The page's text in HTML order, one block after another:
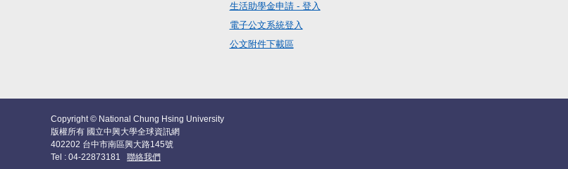
生活助學金申請 - 登入
電子公文系統登入
公文附件下載區
Copyright © National Chung Hsing University
版權所有 國立中興大學全球資訊網
402202 台中市南區興大路145號
Tel : 04-22873181 聯絡我們